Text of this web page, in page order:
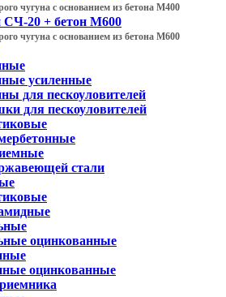
чугуна с основанием из бетона М400
20 + бетон М600
чугуна с основанием из бетона М600
усиленные
для пескоуловителей
для пескоуловителей
стали
оцинкованные
оцинкованные